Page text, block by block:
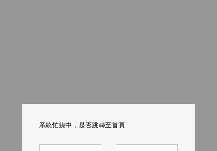
系統忙線中，是否跳轉至首頁
系統忙線中，是否跳轉至首頁
系統忙線中，是否跳轉至首頁
系統忙線中，是否跳轉至首頁
系統忙線中，是否跳轉至首頁